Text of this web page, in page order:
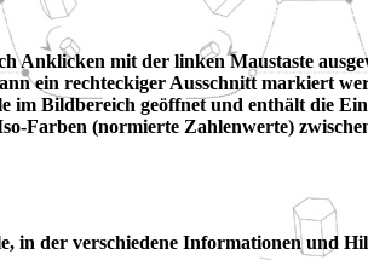
Anklicken mit der linken Maustaste
ein rechteckiger Ausschnitt markiert
Bildbereich geöffnet und enthält die
(normierte Zahlenwerte)
in der verschiedene Informationen und